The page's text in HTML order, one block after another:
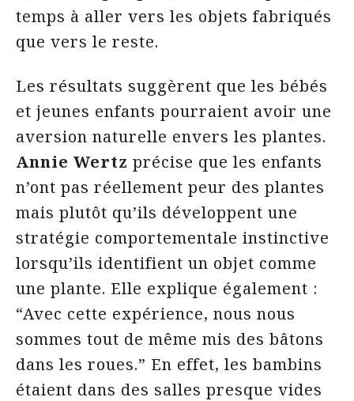
temps à aller vers les objets fabriqués
que vers le reste.
Les résultats suggèrent que les bébés
et jeunes enfants pourraient avoir une
aversion naturelle envers les plantes.
Annie Wertz précise que les enfants
n’ont pas réellement peur des plantes
mais plutôt qu’ils développent une
stratégie comportementale instinctive
lorsqu’ils identifient un objet comme
une plante. Elle explique également :
“Avec cette expérience, nous nous
sommes tout de même mis des bâtons
dans les roues.” En effet, les bambins
étaient dans des salles presque vides